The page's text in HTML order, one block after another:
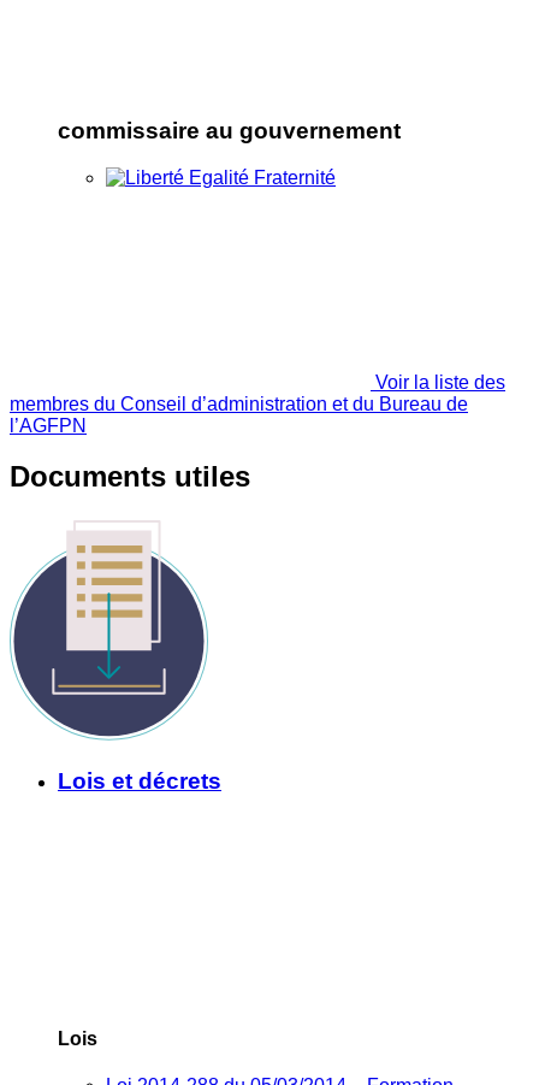
commissaire au gouvernement
Voir la liste des
membres du Conseil d’administration et du Bureau de
l’AGFPN
Documents utiles
Lois et décrets
Lois